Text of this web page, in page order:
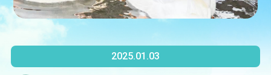
2025.01.03